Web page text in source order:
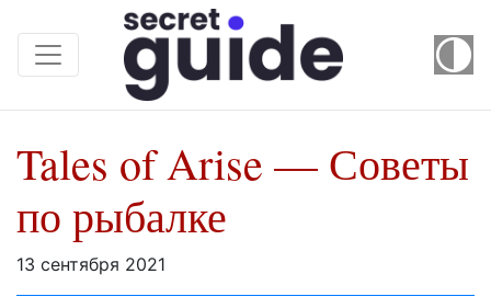
Tales of Arise — Советы
по рыбалке
13 сентября 2021